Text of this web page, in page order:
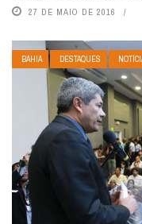
27 DE MAIO DE 2016
BAHIA DESTAQUES